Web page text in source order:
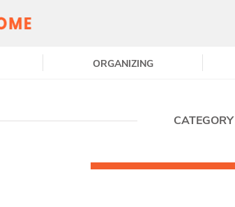
ORGANIZING
CATEGORY